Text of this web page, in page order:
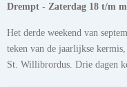
Drempt - Zaterdag 18 t/m
Het derde weekend van
teken van de jaarlijkse
St. Willibrordus. Drie dagen